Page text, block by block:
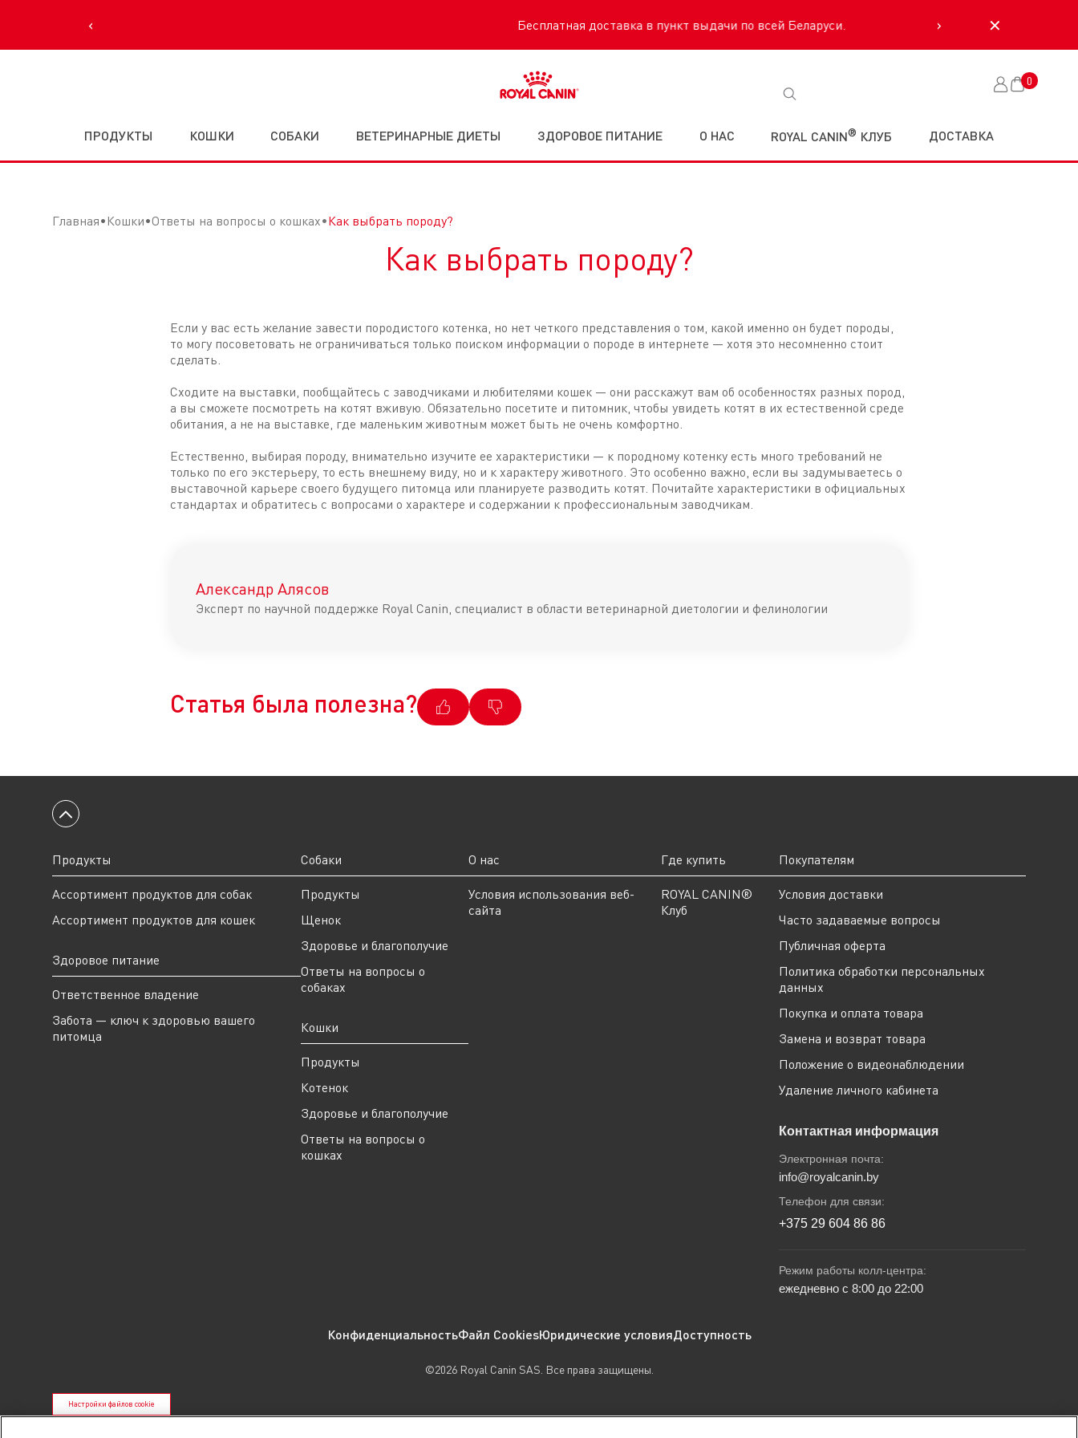
‹ Бесплатная доставка в пункт выдачи по всей Беларуси. › ✕
Корзина
0
ПРОДУКТЫ КОШКИ СОБАКИ ВЕТЕРИНАРНЫЕ ДИЕТЫ ЗДОРОВОЕ ПИТАНИЕ О НАС ROYAL CANIN® КЛУБ ДОСТАВКА
Главная Кошки Ответы на вопросы о кошках Как выбрать породу?
Как выбрать породу?
Если у вас есть желание завести породистого котенка, но нет четкого представления о том, какой именно он будет породы,
то могу посоветовать не ограничиваться только поиском информации о породе в интернете — хотя это несомненно стоит
сделать.
Сходите на выставки, пообщайтесь с заводчиками и любителями кошек — они расскажут вам об особенностях разных пород,
а вы сможете посмотреть на котят вживую. Обязательно посетите и питомник, чтобы увидеть котят в их естественной среде
обитания, а не на выставке, где маленьким животным может быть не очень комфортно.
Естественно, выбирая породу, внимательно изучите ее характеристики — к породному котенку есть много требований не
только по его экстерьеру, то есть внешнему виду, но и к характеру животного. Это особенно важно, если вы задумываетесь о
выставочной карьере своего будущего питомца или планируете разводить котят. Почитайте характеристики в официальных
стандартах и обратитесь с вопросами о характере и содержании к профессиональным заводчикам.
Александр Алясов
Эксперт по научной поддержке Royal Canin, специалист в области ветеринарной диетологии и фелинологии
Статья была полезна?
Вернуться к началу
Продукты
Ассортимент продуктов для собак
Ассортимент продуктов для кошек
Здоровое питание
Ответственное владение
Забота — ключ к здоровью вашего
питомца
Собаки
Продукты
Щенок
Здоровье и благополучие
Ответы на вопросы о
собаках
Кошки
Продукты
Котенок
Здоровье и благополучие
Ответы на вопросы о
кошках
О нас
Условия использования веб-
сайта
Где купить
ROYAL CANIN®
Клуб
Покупателям
Условия доставки
Часто задаваемые вопросы
Публичная оферта
Политика обработки персональных
данных
Покупка и оплата товара
Замена и возврат товара
Положение о видеонаблюдении
Удаление личного кабинета
Контактная информация
Электронная почта:
info@royalcanin.by
Телефон для связи:
+375 29 604 86 86
Режим работы колл-центра:
ежедневно с 8:00 до 22:00
КонфиденциальностьФайл CookiesЮридические условияДоступность
©2026 Royal Canin SAS. Все права защищены.
Настройки файлов cookie